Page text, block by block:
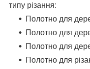
типу різання:
Полотно для
Полотно для
Полотно для
Полотно для